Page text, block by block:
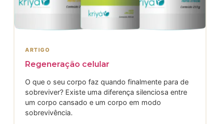
ARTIGO
Regeneração celular
O que o seu corpo faz quando finalmente para de
sobreviver? Existe uma diferença silenciosa entre
um corpo cansado e um corpo em modo
sobrevivência.